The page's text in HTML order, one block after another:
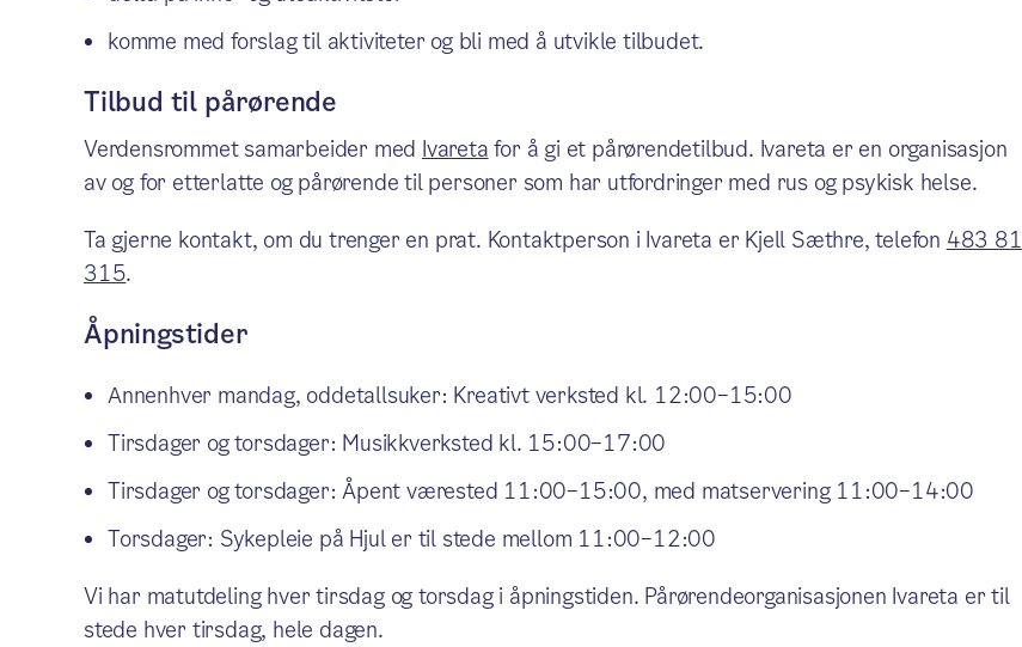
komme med forslag til aktiviteter og bli med å utvikle tilbudet.
Tilbud til pårørende
Verdensrommet samarbeider med Ivareta for å gi et pårørendetilbud. Ivareta er en organisasjon
av og for etterlatte og pårørende til personer som har utfordringer med rus og psykisk helse.
Ta gjerne kontakt, om du trenger en prat. Kontaktperson i Ivareta er Kjell Sæthre, telefon 483 81
315.
Åpningstider
Annenhver mandag, oddetallsuker: Kreativt verksted kl. 12:00–15:00
Tirsdager og torsdager: Musikkverksted kl. 15:00–17:00
Tirsdager og torsdager: Åpent værested 11:00–15:00, med matservering 11:00–14:00
Torsdager: Sykepleie på Hjul er til stede mellom 11:00–12:00
Vi har matutdeling hver tirsdag og torsdag i åpningstiden. Pårørendeorganisasjonen Ivareta er til
stede hver tirsdag, hele dagen.